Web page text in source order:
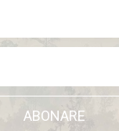
ABONARE